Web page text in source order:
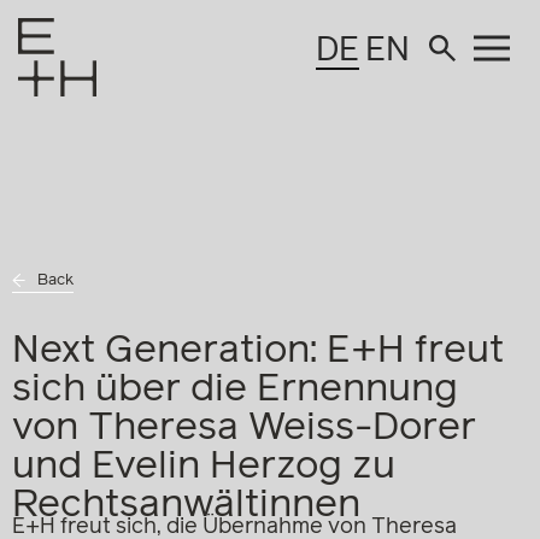
DE EN
Back
Next Generation: E+H freut
sich über die Ernennung
von Theresa Weiss-Dorer
und Evelin Herzog zu
Rechtsanwältinnen
E+H freut sich, die Übernahme von Theresa